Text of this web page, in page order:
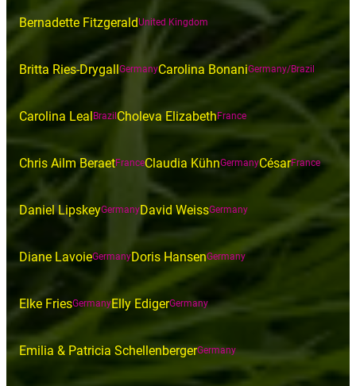
Bernadette FitzgeraldUnited Kingdom
Britta Ries-DrygallGermanyCarolina BonaniGermany/Brazil
Carolina LealBrazilCholeva ElizabethFrance
Chris Ailm BeraetFranceClaudia KühnGermanyCésarFrance
Daniel LipskeyGermanyDavid WeissGermany
Diane LavoieGermanyDoris HansenGermany
Elke FriesGermanyElly EdigerGermany
Emilia & Patricia SchellenbergerGermany